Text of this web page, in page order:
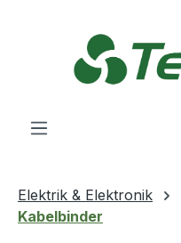
Elektrik & Elektronik
Kabelbinder